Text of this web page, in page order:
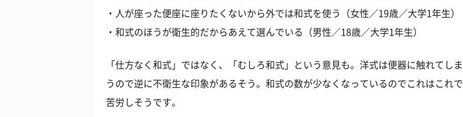
・人が座った便座に座りたくないから外では和式を使う（女性／19歳／大学1年生）
・和式のほうが衛生的だからあえて選んでいる（男性／18歳／大学1年生）
「仕方なく和式」ではなく、「むしろ和式」という意見も。洋式は便器に触れてしま
うので逆に不衛生な印象があるそう。和式の数が少なくなっているのでこれはこれで
苦労しそうです。